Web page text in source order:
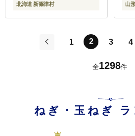
送料無料
北海道 新篠津村 山
1 2 3 4
全1298件
ねぎ・玉ねぎ